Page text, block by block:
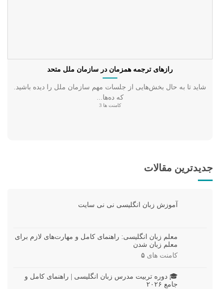
جدیدترین مقالات
آموزش زبان انگلیسی نی نی سایت
معلم زبان انگلیسی: راهنمای کامل و مهارت‌های لازم برای
معلم زبان شدن
کامنت های ۵
🎓 دوره تربیت مدرس زبان انگلیسی | راهنمای کامل و
جامع ۲۰۲۶
رازهای ترجمه همزمان در سازمان ملل متحد
شاید تا به حال بخش‌هایی از جلسات مهم سازمان ملل را دیده باشید.
که ده‌ها...
کامنت ها 3